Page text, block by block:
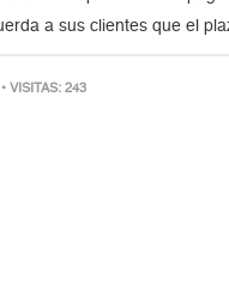
a sus clientes que el
• VISITAS: 243